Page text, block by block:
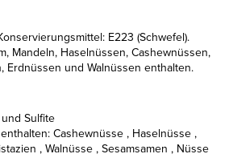
E223 (Schwefel).
Mandeln, Haselnüssen, Cashewnüssen,
Erdnüssen und Walnüssen enthalten.
Sulfite
Cashewnüsse , Haselnüsse ,
, Walnüsse , Sesamsamen , Nüsse